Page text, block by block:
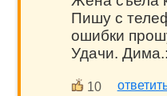
Пишу с
ошибки
Удачи.
10